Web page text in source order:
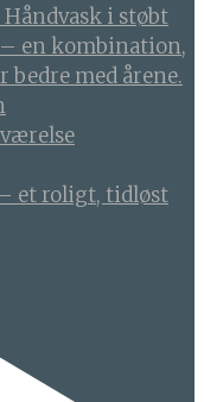
et roligt, tidløst